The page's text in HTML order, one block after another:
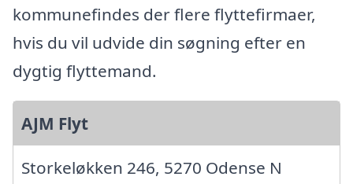
kommunefindes der flere flyttefirmaer,
hvis du vil udvide din søgning efter en
dygtig flyttemand.
AJM Flyt
Storkeløkken 246, 5270 Odense N